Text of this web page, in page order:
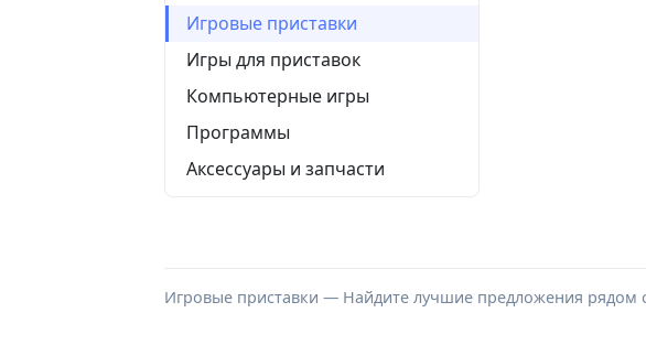
Игровые приставки
Игры для приставок
Компьютерные игры
Программы
Аксессуары и запчасти
Игровые приставки — Найдите лучшие предложения рядом